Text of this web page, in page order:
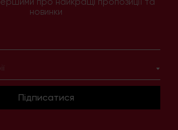
новинки
Підписатися